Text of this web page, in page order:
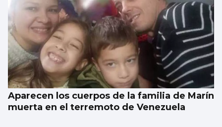
Aparecen los cuerpos de la familia de Marín
muerta en el terremoto de Venezuela